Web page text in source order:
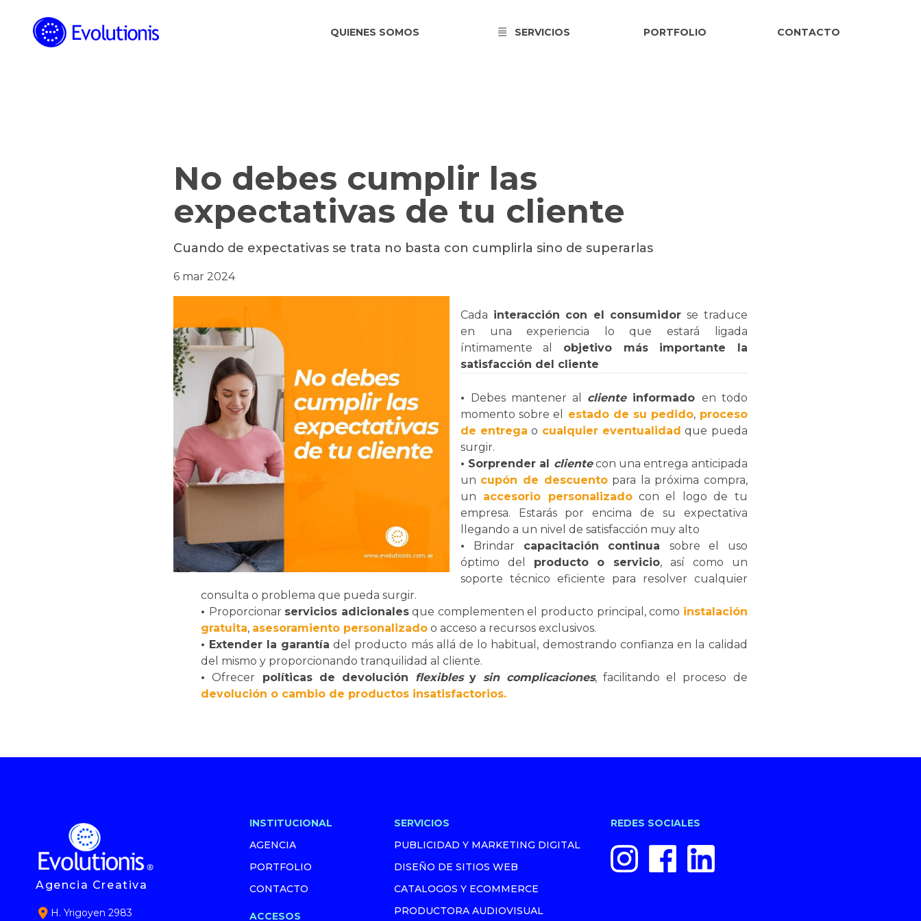
QUIENES SOMOS SERVICIOS PORTFOLIO CONTACTO
No debes cumplir las
expectativas de tu cliente
Cuando de expectativas se trata no basta con cumplirla sino de superarlas
6 mar 2024
Cada interacción con el consumidor se traduce
en una experiencia lo que estará ligada
íntimamente al objetivo más importante la
satisfacción del cliente
• Debes mantener al cliente informado en todo
momento sobre el
estado de su pedido, proceso
de entrega o cualquier eventualidad que pueda
surgir.
• Sorprender al cliente con una entrega anticipada
un cupón de descuentopara la próxima compra,
un accesorio personalizadocon el logo de tu
empresa. Estarás por encima de su expectativa
llegando a un nivel de satisfacción muy alto
• Brindar capacitación continua sobre el uso
óptimo del producto o servicio, así como un
soporte técnico eficiente para resolver cualquier
consulta o problema que pueda surgir.
• Proporcionar servicios adicionalesque complementen el producto principal, como instalación
gratuita, asesoramiento personalizado o acceso a recursos exclusivos.
• Extender la garantía del producto más allá de lo habitual, demostrando confianza en la calidad
del mismo y proporcionando tranquilidad al cliente.
•Ofrecer políticas de devolución flexibles ysin complicaciones, facilitando el proceso de
devolución o cambio de productos insatisfactorios.
Agencia Creativa
H. Yrigoyen 2983
INSTITUCIONAL
AGENCIA
PORTFOLIO
CONTACTO
ACCESOS
SERVICIOS
PUBLICIDAD Y MARKETING DIGITAL
DISEÑO DE SITIOS WEB
CATALOGOS Y ECOMMERCE
PRODUCTORA AUDIOVISUAL
REDES SOCIALES